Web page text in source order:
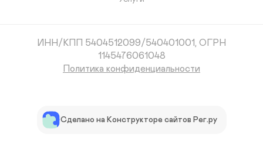
ИНН/КПП 5404512099/540401001, ОГРН
1145476061048
Политика конфиденциальности
Сделано на Конструкторе сайтов Рег.ру